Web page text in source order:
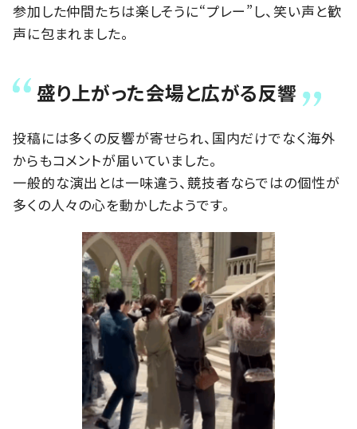
参加した仲間たちは楽しそうに“プレー”し、笑い声と歓
声に包まれました。
盛り上がった会場と広がる反響
投稿には多くの反響が寄せられ、国内だけでなく海外
からもコメントが届いていました。
一般的な演出とは一味違う、競技者ならではの個性が
多くの人々の心を動かしたようです。